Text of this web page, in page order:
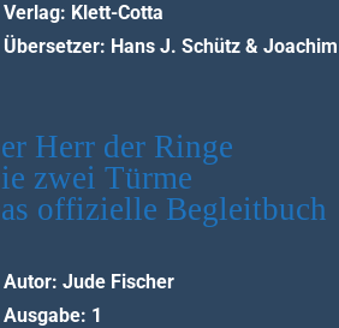
Verlag: Klett-Cotta
Übersetzer: Hans J. Schütz &
Herr der Ringe
zwei Türme
offizielle Begleitbuch
Autor: Jude Fischer
Ausgabe: 1